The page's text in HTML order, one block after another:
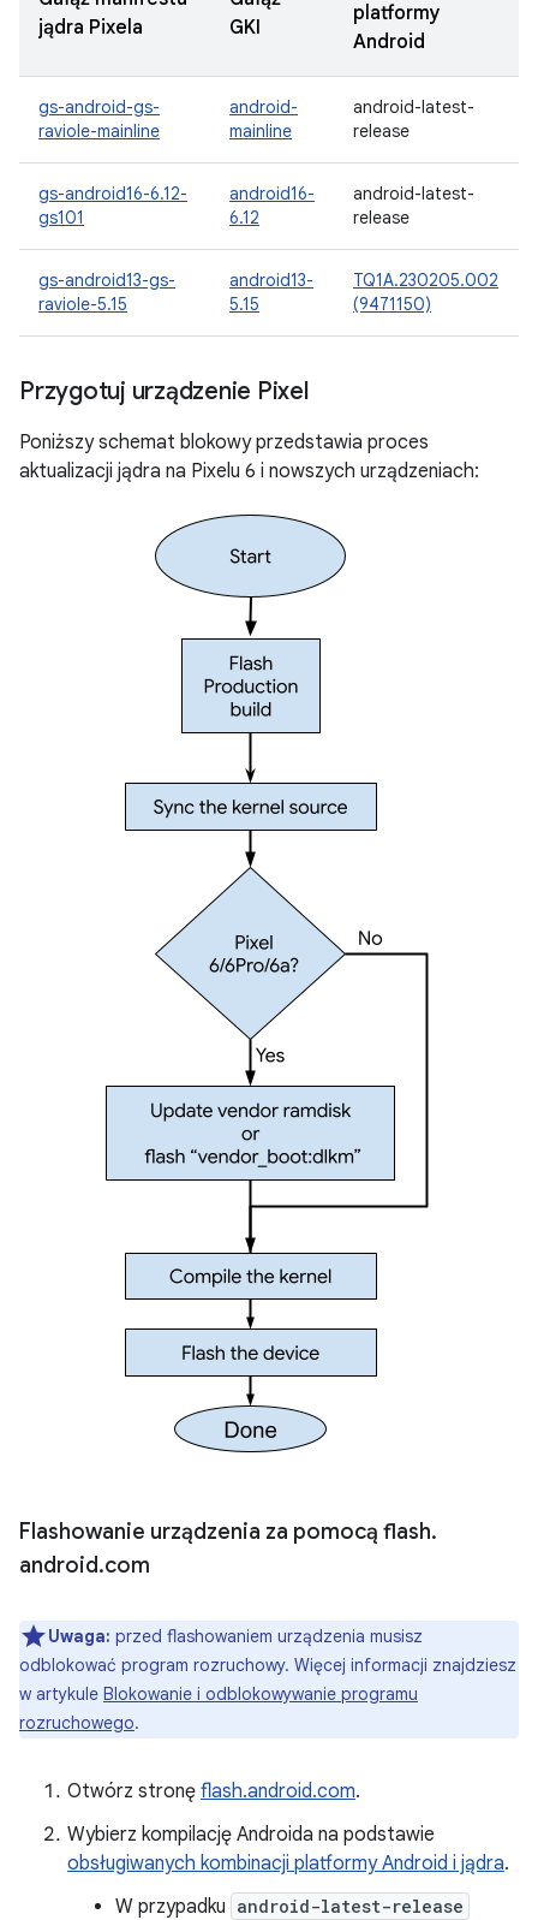
jądra Pixela
GKI
platformy
Android
gs-android-gs-
raviole-mainline
android-
mainline
android-latest-
release
gs-android16-6.12-
gs101
android16-
6.12
android-latest-
release
gs-android13-gs-
raviole-5.15
android13-
5.15
TQ1A.230205.002
(9471150)
Przygotuj urządzenie Pixel
Poniższy schemat blokowy przedstawia proces
aktualizacji jądra na Pixelu 6 i nowszych urządzeniach:
Flashowanie urządzenia za pomocą flash.
android.com
Uwaga: przed flashowaniem urządzenia musisz
odblokować program rozruchowy. Więcej informacji znajdziesz
w artykule Blokowanie i odblokowywanie programu
rozruchowego.
Otwórz stronę flash.android.com.
Wybierz kompilację Androida na podstawie
obsługiwanych kombinacji platformy Android i jądra.
W przypadku android-latest-release